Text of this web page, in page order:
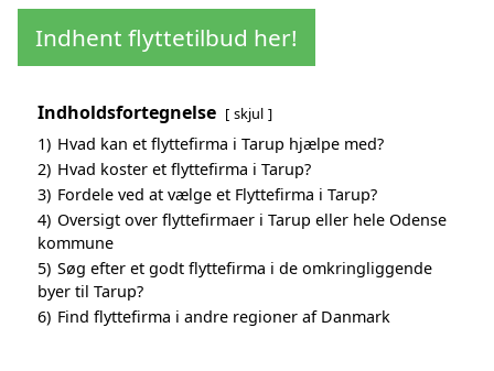
Indhent flyttetilbud her!
Indholdsfortegnelse skjul
1) Hvad kan et flyttefirma i Tarup hjælpe med?
2) Hvad koster et flyttefirma i Tarup?
3) Fordele ved at vælge et Flyttefirma i Tarup?
4) Oversigt over flyttefirmaer i Tarup eller hele Odense
kommune
5) Søg efter et godt flyttefirma i de omkringliggende
byer til Tarup?
6) Find flyttefirma i andre regioner af Danmark